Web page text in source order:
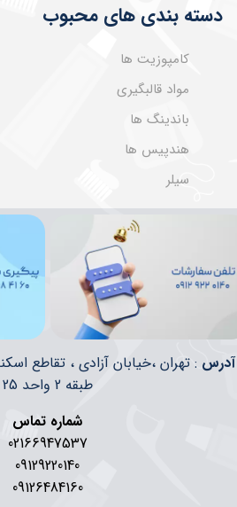
دسته بندی های محبوب
کامپوزیت ها
مواد قالبگیری
باندینگ ها
هندپیس ها
سیلر
​​آدرس
طبقه 2 واحد 25
شماره تماس
02166947537
09129220140
09126484160